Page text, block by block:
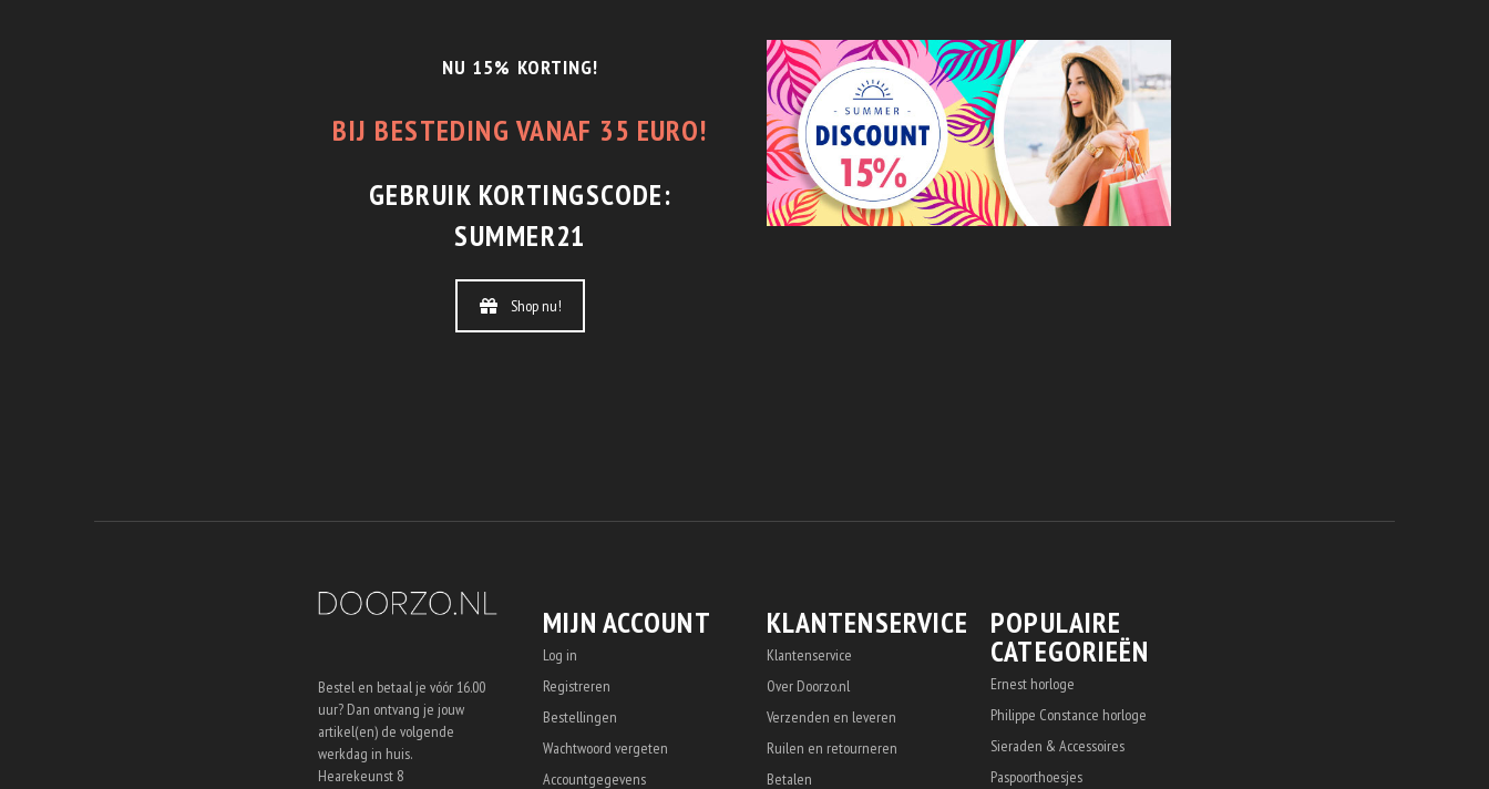
NU 15% KORTING!
BIJ BESTEDING VANAF 35 EURO!
GEBRUIK KORTINGSCODE:
SUMMER21
Shop nu!
Bestel en betaal je vóór 16.00
uur? Dan ontvang je jouw
artikel(en) de volgende
werkdag in huis.
Hearekeunst 8
MIJN ACCOUNT
Log in
Registreren
Bestellingen
Wachtwoord vergeten
Accountgegevens
KLANTENSERVICE
Klantenservice
Over Doorzo.nl
Verzenden en leveren
Ruilen en retourneren
Betalen
POPULAIRE
CATEGORIEËN
Ernest horloge
Philippe Constance horloge
Sieraden & Accessoires
Paspoorthoesjes